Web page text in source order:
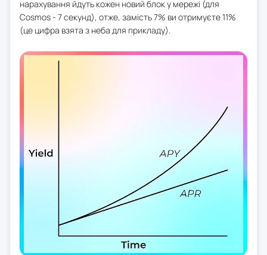
нарахування йдуть кожен новий блок у мережі (для
Cosmos - 7 секунд), отже, замість 7% ви отримуєте 11%
(це цифра взята з неба для прикладу).